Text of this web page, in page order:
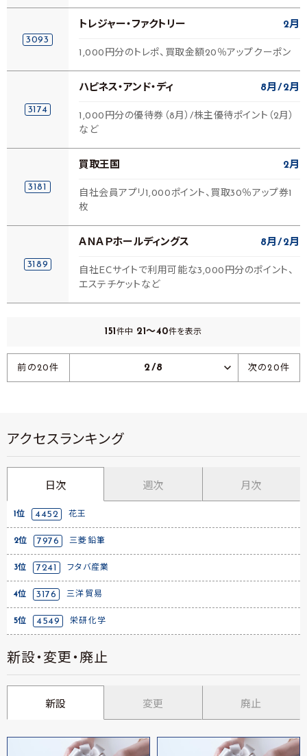
3093
トレジャー・ファクトリー 2月
1,000円分のトレポ、買取金額20％アップクーポン
3174
ハピネス・アンド・ディ 8月 2月
1,000円分の優待券（8月）/株主優待ポイント（2月）
など
3181
買取王国 2月
自社会員アプリ1,000ポイント、買取30％アップ券1
枚
3189
ＡＮＡＰホールディングス 8月 2月
自社ECサイトで利用可能な3,000円分のポイント、
エステチケットなど
151 件中 21～40件を表示
前の20件 2/8 次の20件
アクセスランキング
日次 週次 月次
1位 4452 花王
2位 7976 三菱鉛筆
3位 7241 フタバ産業
4位 3176 三洋貿易
5位 4549 栄研化学
新設・変更・廃止
新設 変更 廃止